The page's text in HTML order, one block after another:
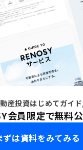
産投資はじめてガイド
会員限定で無料公
ずは資料をみてみる